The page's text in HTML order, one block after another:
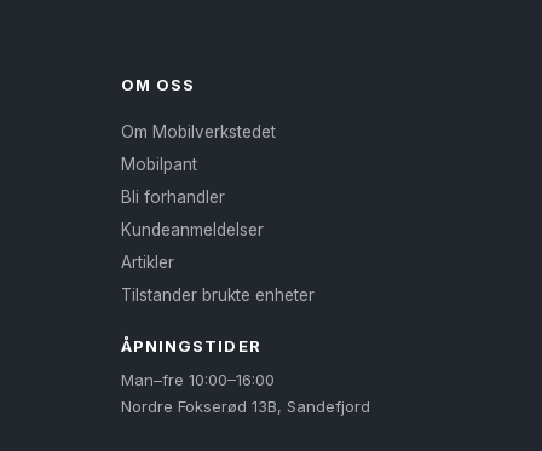
OM OSS
Om Mobilverkstedet
Mobilpant
Bli forhandler
Kundeanmeldelser
Artikler
Tilstander brukte enheter
ÅPNINGSTIDER
Man–fre 10:00–16:00
Nordre Fokserød 13B, Sandefjord